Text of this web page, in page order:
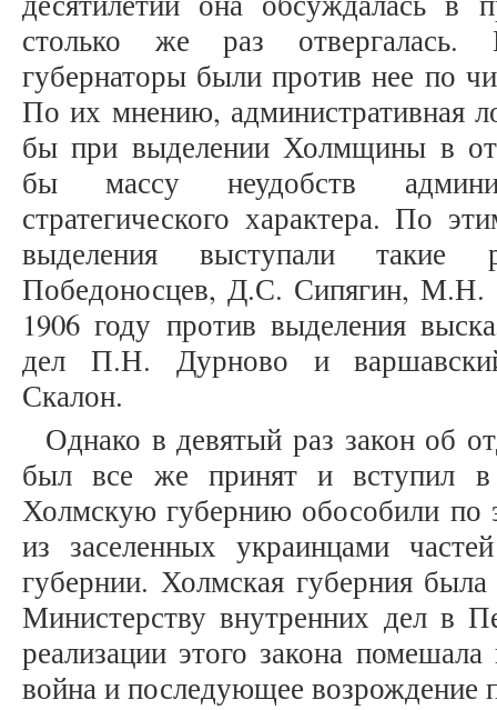
столько же раз отвергалась.
губернаторы были против нее по
По их мнению, административная
бы при выделении Холмщины в
бы массу неудобств
стратегического характера. По
выделения выступали
Победоносцев, Д.С. Сипягин,
1906 году против выделения
дел П.Н. Дурново и
Скалон.
Однако в девятый раз закон об
был все же принят и вступил
Холмскую губернию обособили по
из заселенных украинцами
губернии. Холмская губерния
Министерству внутренних дел в
реализации этого закона
война и последующее возрождение